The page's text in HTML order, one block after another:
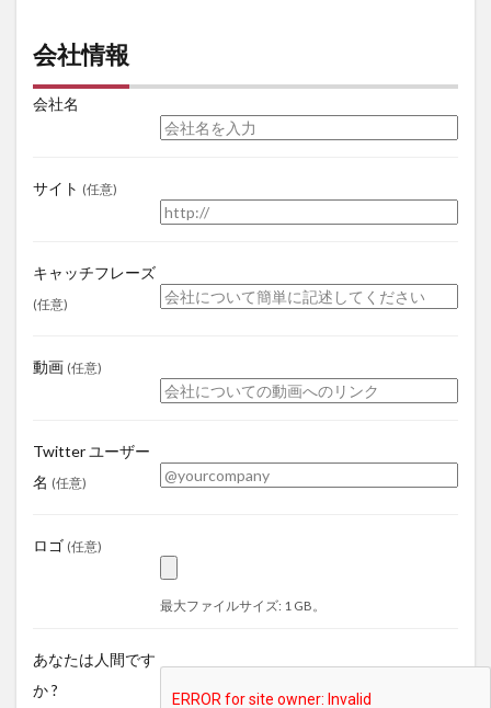
会社情報
会社名
サイト (任意)
キャッチフレーズ
(任意)
動画 (任意)
Twitter ユーザー
名 (任意)
ロゴ (任意)
最大ファイルサイズ: 1 GB。
あなたは人間です
か ?